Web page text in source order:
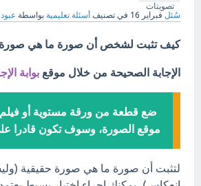
تصويتات
سُئل فبراير 16 في تصنيف أسئلة تعليمية بواسطة عبود
كيف تثبت لشخص أن صورة ما هي صورة
الإجابة الصحيحة من خلال موقع بوابة
ضع قطعة من ورقة مستوية أو
موقع الصورة، وسوف تكون قادرا
لتثبت أن صورة ما هي صورة حقيقية